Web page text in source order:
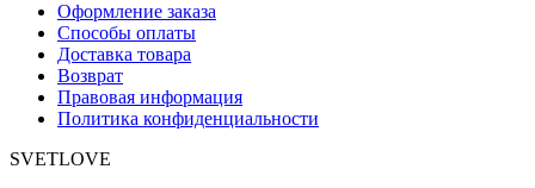
Оформление заказа
Способы оплаты
Доставка товара
Возврат
Правовая информация
Политика конфиденциальности
SVETLOVE